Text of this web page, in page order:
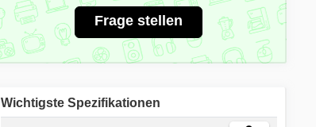
Frage stellen
Wichtigste Spezifikationen